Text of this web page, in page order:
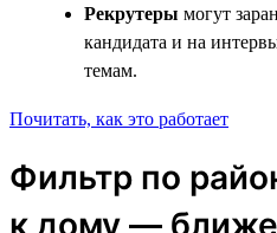
Рекрутеры могут
кандидата и на
темам.
Почитать, как это работает
Фильтр по
к дому —